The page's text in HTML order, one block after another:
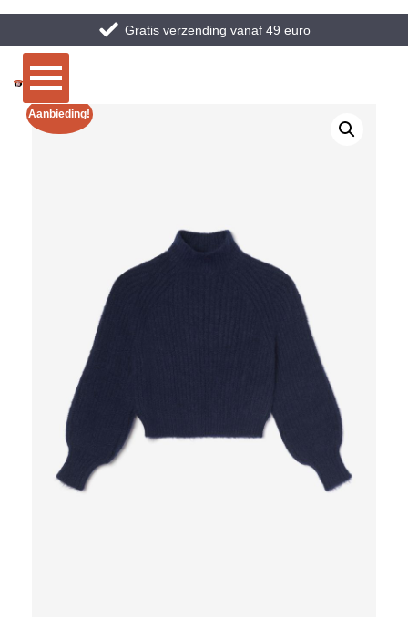
Gratis verzending vanaf 49 euro
Aanbieding!